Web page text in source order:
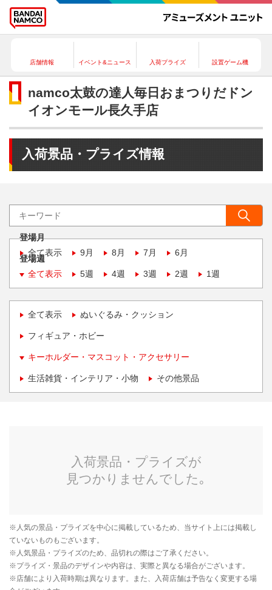
店舗情報 イベント&ニュース 入荷プライズ 設置ゲーム機
namco太鼓の達人毎日おまつりだドン
イオンモール長久手店
入荷景品・プライズ情報
登場月
全て表示
9月 8月 7月 6月
登場週
全て表示
5週 4週 3週 2週 1週
全て表示 ぬいぐるみ・クッション
フィギュア・ホビー
キーホルダー・マスコット・アクセサリー
生活雑貨・インテリア・小物 その他景品